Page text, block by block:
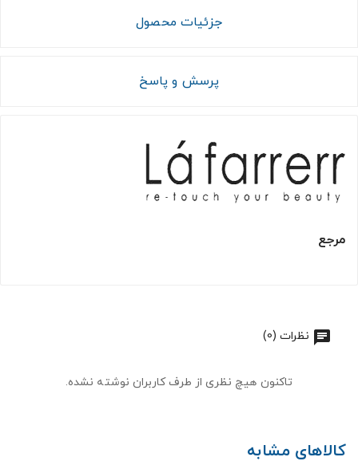
جزئیات محصول
پرسش و پاسخ
مرجع
نظرات (0)
تاکنون هیچ نظری از طرف کاربران نوشته نشده.
کالاهای مشابه